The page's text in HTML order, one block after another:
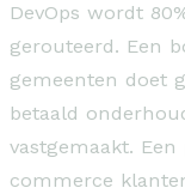
DevOps wordt
gerouteerd. Een
gemeenten doet
betaald
vastgemaakt.
commerce